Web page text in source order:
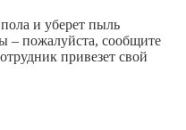
и уберет пыль
– пожалуйста, сообщите
привезет свой